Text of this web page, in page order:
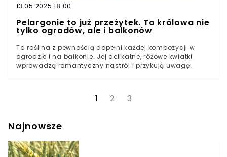
13.05.2025 18:00
Pelargonie to już przeżytek. To królowa nie
tylko ogrodów, ale i balkonów
Ta roślina z pewnością dopełni każdej kompozycji w
ogrodzie i na balkonie. Jej delikatne, różowe kwiatki
wprowadzą romantyczny nastrój i przykują uwagę
1 2 3
Najnowsze